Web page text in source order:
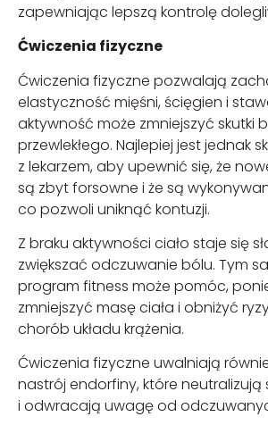
zapewniając lepszą kontrolę
Ćwiczenia fizyczne
Ćwiczenia fizyczne pozwalają
elastyczność mięśni, ścięgien i
aktywność może zmniejszyć skutki
przewlekłego. Najlepiej jest jednak
z lekarzem, aby upewnić się, że
są zbyt forsowne i że są
co pozwoli uniknąć kontuzji.
Z braku aktywności ciało staje się
zwiększać odczuwanie bólu. Tym
program fitness może pomóc,
zmniejszyć masę ciała i obniżyć
chorób układu krążenia.
Ćwiczenia fizyczne uwalniają
nastrój endorfiny, które neutralizują
i odwracają uwagę od